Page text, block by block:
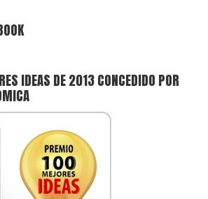
IDEAS DE 2013 CONCEDIDO POR